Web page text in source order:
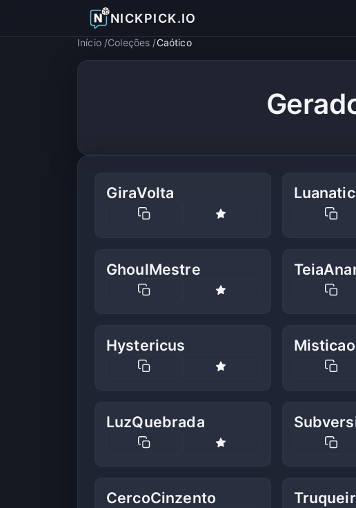
NICKPICK.IO
Início Coleções Caótico
GiraVolta
GhoulMestre
Hystericus
LuzQuebrada
CercoCinzento